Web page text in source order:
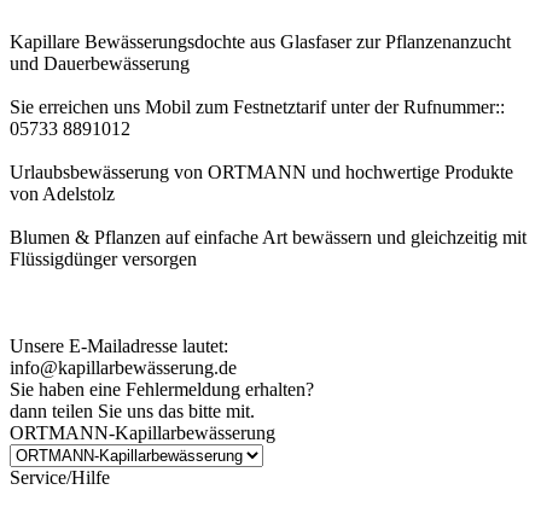
Kapillare Bewässerungsdochte aus Glasfaser zur Pflanzenanzucht
und Dauerbewässerung
Sie erreichen uns Mobil zum Festnetztarif unter der Rufnummer::
05733 8891012
Urlaubsbewässerung von ORTMANN und hochwertige Produkte
von Adelstolz
Blumen & Pflanzen auf einfache Art bewässern und gleichzeitig mit
Flüssigdünger versorgen
Unsere E-Mailadresse lautet:
info@kapillarbewässerung.de
Sie haben eine Fehlermeldung erhalten?
dann teilen Sie uns das bitte mit.
ORTMANN-Kapillarbewässerung
Service/Hilfe